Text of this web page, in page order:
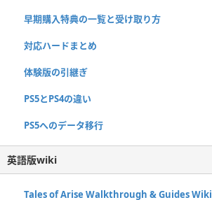
早期購入特典の一覧と受け取り方
対応ハードまとめ
体験版の引継ぎ
PS5とPS4の違い
PS5へのデータ移行
英語版wiki
Tales of Arise Walkthrough & Guides Wiki